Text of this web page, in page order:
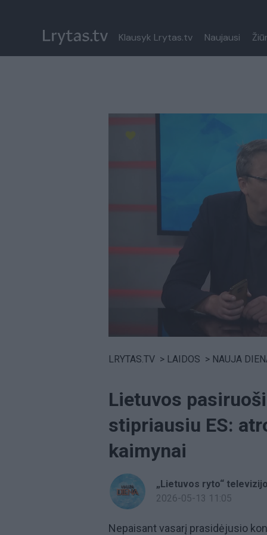
Klausyk Lrytas.tv Naujausi
LRYTAS.TV > LAIDOS > NAUJA
Lietuvos
stipriausiu ES:
kaimynai
„Lietuvos ryto“
2026-05-13 11:05
Nepaisant vasarį prasidėjusio